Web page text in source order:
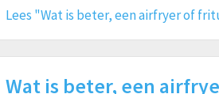
Lees "Wat is beter, een airfryer of
Wat is beter, een